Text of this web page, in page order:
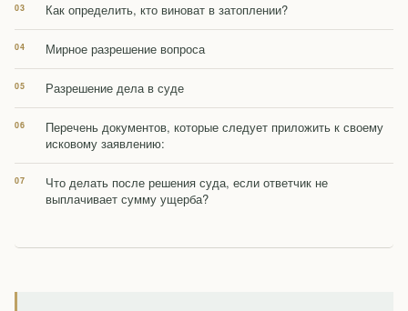
Как определить, кто виноват в затоплении?
Мирное разрешение вопроса
Разрешение дела в суде
Перечень документов, которые следует приложить к своему
исковому заявлению:
Что делать после решения суда, если ответчик не
выплачивает сумму ущерба?